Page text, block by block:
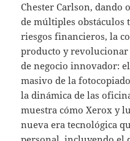
Chester Carlson, dando
de múltiples obstáculos
riesgos financieros, la
producto y
de negocio innovador:
masivo de la
la dinámica de las
muestra cómo Xerox y
nueva era tecnológica